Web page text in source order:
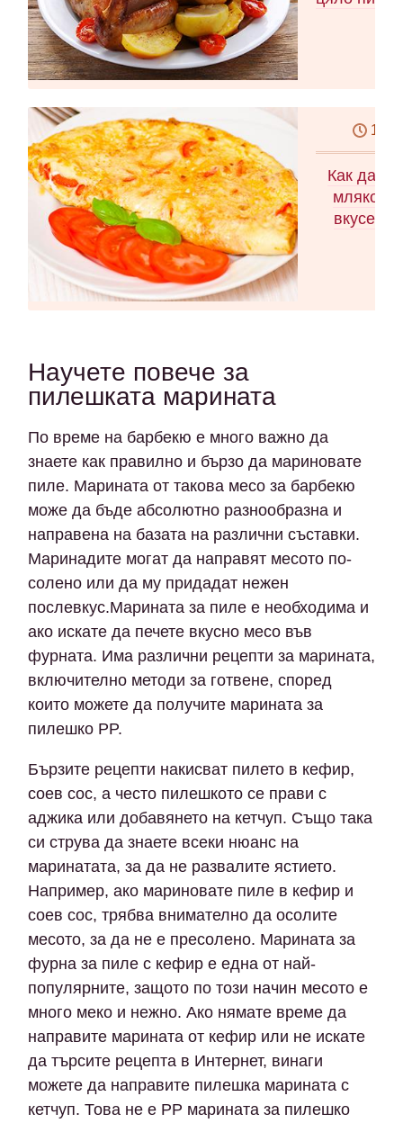
10
Как да
мляко
вкусен
Научете повече за
пилешката марината
По време на барбекю е много важно да
знаете как правилно и бързо да мариновате
пиле. Марината от такова месо за барбекю
може да бъде абсолютно разнообразна и
направена на базата на различни съставки.
Маринадите могат да направят месото по-
солено или да му придадат нежен
послевкус.Марината за пиле е необходима и
ако искате да печете вкусно месо във
фурната. Има различни рецепти за марината,
включително методи за готвене, според
които можете да получите марината за
пилешко PP.
Бързите рецепти накисват пилето в кефир,
соев сос, а често пилешкото се прави с
аджика или добавянето на кетчуп. Също така
си струва да знаете всеки нюанс на
маринатата, за да не развалите ястието.
Например, ако мариновате пиле в кефир и
соев сос, трябва внимателно да осолите
месото, за да не е пресолено. Марината за
фурна за пиле с кефир е една от най-
популярните, защото по този начин месото е
много меко и нежно. Ако нямате време да
направите марината от кефир или не искате
да търсите рецепта в Интернет, винаги
можете да направите пилешка марината с
кетчуп. Това не е PP марината за пилешко